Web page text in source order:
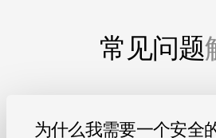
常见问题
为什么我需要一个安全